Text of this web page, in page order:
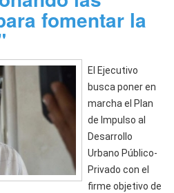
fomentar la
El Ejecutivo
busca poner en
marcha el Plan
de Impulso al
Desarrollo
Urbano Público-
Privado con el
firme objetivo de